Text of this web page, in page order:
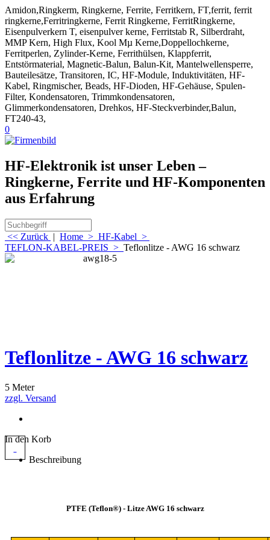
Amidon,Ringkerm, Ringkerne, Ferrite, Ferritkern, FT,ferrit, ferrit
ringkerne,Ferritringkerne, Ferrit Ringkerne, FerritRingkerne,
Eisenpulverkern T, eisenpulver kerne, Ferritstab R, Silberdraht,
MMP Kern, High Flux, Kool Mµ Kerne,Doppellochkerne,
Ferritperlen, Zylinder-Kerne, Ferrithülsen, Klappferrit,
Entstörmaterial, Magnetic-Balun, Balun-Kit, Mantelwellensperre,
Bauteilesätze, Transitoren, IC, HF-Module, Induktivitäten, HF-
Kabel, Ringmischer, Beads, HF-Dioden, HF-Gehäuse, Spulen-
Filter, Kondensatoren, Trimmkondensatoren,
Glimmerkondensatoren, Drehkos, HF-Steckverbinder,Balun,
FT240-43,
0
HF-Elektronik ist unser Leben –
Ringkerne, Ferrite und HF-Komponenten
aus Erfahrung
<< Zurück | Home > HF-Kabel >
TEFLON-KABEL-PREIS > Teflonlitze - AWG 16 schwarz
Teflonlitze - AWG 16 schwarz
5 Meter
zzgl. Versand
In den Korb
Beschreibung
PTFE (Teflon®) - Litze AWG 16 schwarz